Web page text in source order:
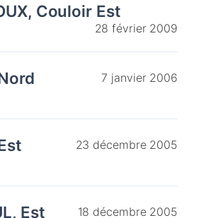
Couloir Est
28 février 2009
7 janvier 2006
23 décembre 2005
Est 18 décembre 2005